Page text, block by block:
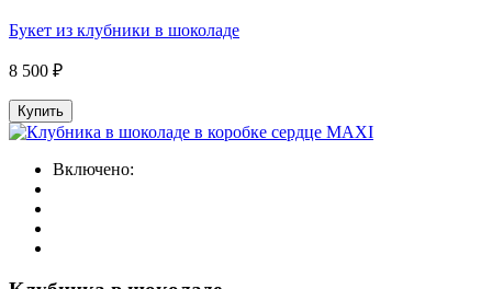
Букет из клубники в шоколаде
8 500 ₽
Купить
Включено: